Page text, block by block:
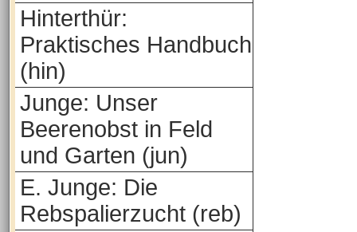
Hinterthür:
Praktisches Handbuch
(hin)
Junge: Unser
Beerenobst in Feld
und Garten (jun)
E. Junge: Die
Rebspalierzucht (reb)